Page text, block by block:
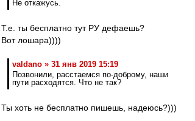
Не откажусь.
Т.е. ты бесплатно тут РУ дефаешь?
Вот лошара))))
valdano » 31 янв 2019 15:19
Позвонили, расстаемся по-доброму, наши
пути расходятся. Что не так?
Ты хоть не бесплатно пишешь, надеюсь?)))